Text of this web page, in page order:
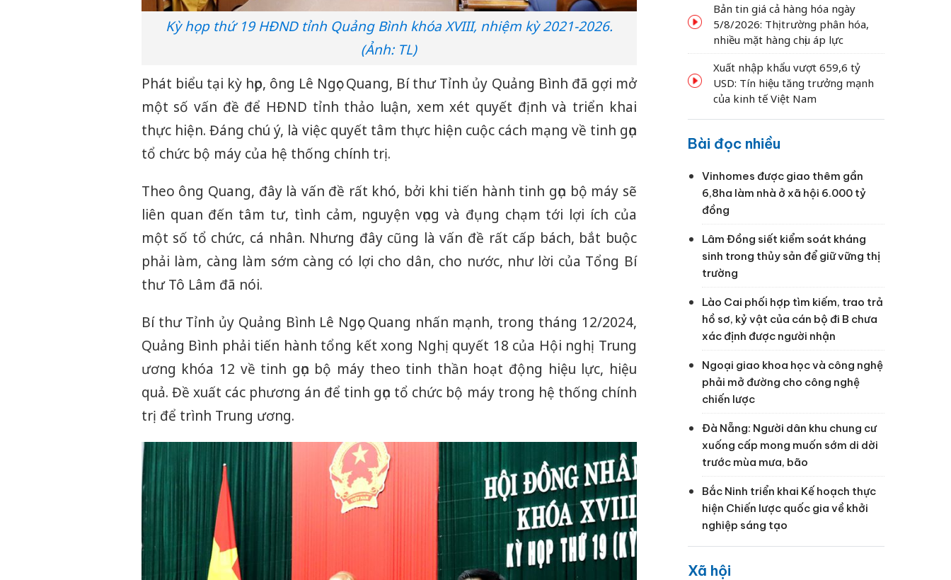
Kỳ họp thứ 19 HĐND tỉnh Quảng Bình khóa XVIII, nhiệm kỳ 2021-2026.
(Ảnh: TL)
Phát biểu tại kỳ họp, ông Lê Ngọc Quang, Bí thư Tỉnh ủy Quảng Bình đã gợi mở
một số vấn đề để HĐND tỉnh thảo luận, xem xét quyết định và triển khai
thực hiện. Đáng chú ý, là việc quyết tâm thực hiện cuộc cách mạng về tinh gọn
tổ chức bộ máy của hệ thống chính trị.
Theo ông Quang, đây là vấn đề rất khó, bởi khi tiến hành tinh gọn bộ máy sẽ
liên quan đến tâm tư, tình cảm, nguyện vọng và đụng chạm tới lợi ích của
một số tổ chức, cá nhân. Nhưng đây cũng là vấn đề rất cấp bách, bắt buộc
phải làm, càng làm sớm càng có lợi cho dân, cho nước, như lời của Tổng Bí
thư Tô Lâm đã nói.
Bí thư Tỉnh ủy Quảng Bình Lê Ngọc Quang nhấn mạnh, trong tháng 12/2024,
Quảng Bình phải tiến hành tổng kết xong Nghị quyết 18 của Hội nghị Trung
ương khóa 12 về tinh gọn bộ máy theo tinh thần hoạt động hiệu lực, hiệu
quả. Đề xuất các phương án để tinh gọn tổ chức bộ máy trong hệ thống chính
trị để trình Trung ương.
Bản tin giá cả hàng hóa ngày
5/8/2026: Thị trường phân hóa,
nhiều mặt hàng chịu áp lực
Xuất nhập khẩu vượt 659,6 tỷ
USD: Tín hiệu tăng trưởng mạnh
của kinh tế Việt Nam
Bài đọc nhiều
Vinhomes được giao thêm gần
6,8ha làm nhà ở xã hội 6.000 tỷ
đồng
Lâm Đồng siết kiểm soát kháng
sinh trong thủy sản để giữ vững thị
trường
Lào Cai phối hợp tìm kiếm, trao trả
hồ sơ, kỷ vật của cán bộ đi B chưa
xác định được người nhận
Ngoại giao khoa học và công nghệ
phải mở đường cho công nghệ
chiến lược
Đà Nẵng: Người dân khu chung cư
xuống cấp mong muốn sớm di dời
trước mùa mưa, bão
Bắc Ninh triển khai Kế hoạch thực
hiện Chiến lược quốc gia về khởi
nghiệp sáng tạo
Xã hội